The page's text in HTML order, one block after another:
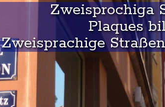
Zweisprochiga
Plaques
Zweisprachige